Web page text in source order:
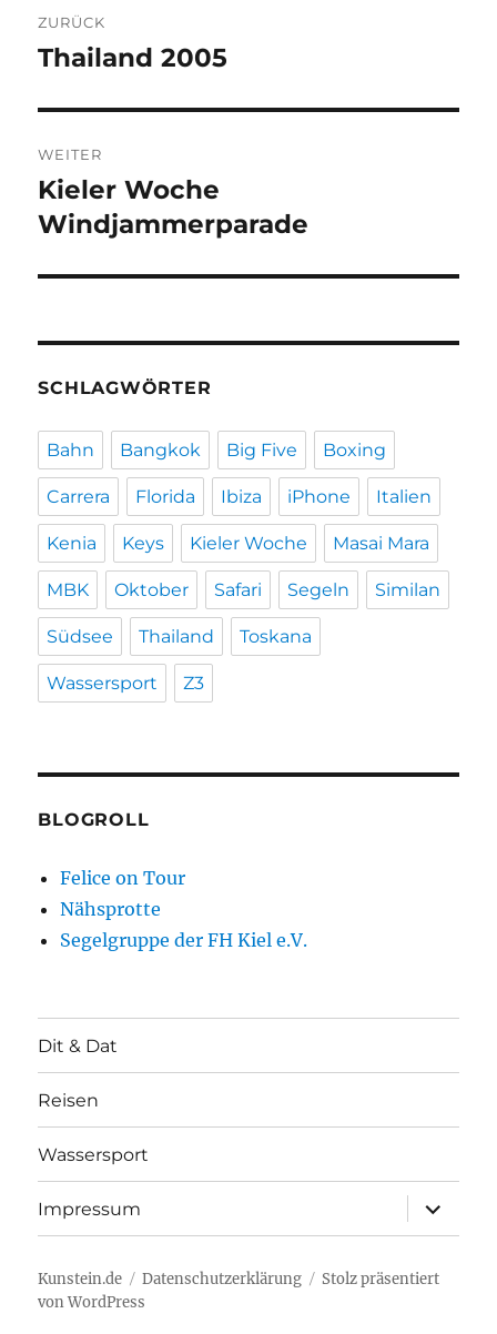
ZURÜCK
Vorheriger
Thailand 2005
WEITER
Nächster
Beitrag:
Kieler Woche
Windjammerparade
SCHLAGWÖRTER
Bahn Bangkok Big Five Boxing
Carrera Florida Ibiza iPhone Italien
Kenia Keys Kieler Woche Masai Mara
MBK Oktober Safari Segeln Similan
Südsee Thailand Toskana
Wassersport Z3
BLOGROLL
Felice on Tour
Nähsprotte
Segelgruppe der FH Kiel e.V.
Dit & Dat
Reisen
Wassersport
Impressum
öffnen
Kunstein.de Datenschutzerklärung
Stolz präsentiert
von WordPress